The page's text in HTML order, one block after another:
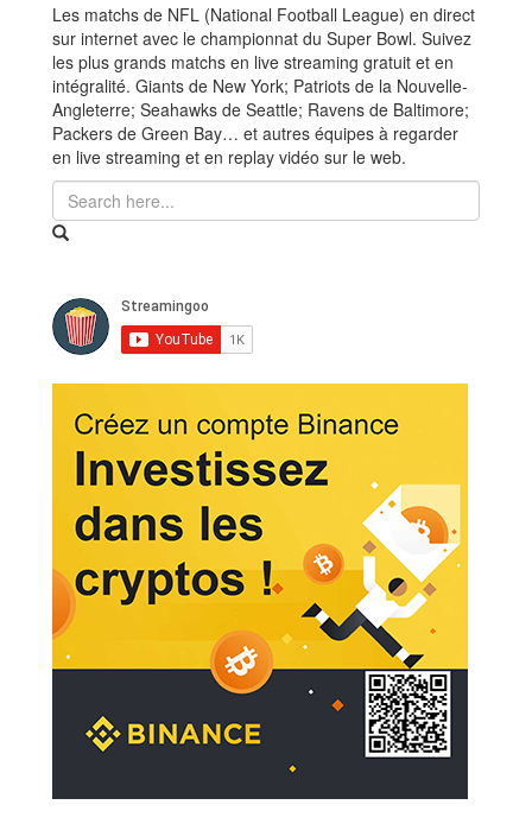
Les matchs de NFL (National Football League) en direct
sur internet avec le championnat du Super Bowl. Suivez
les plus grands matchs en live streaming gratuit et en
intégralité. Giants de New York; Patriots de la Nouvelle-
Angleterre; Seahawks de Seattle; Ravens de Baltimore;
Packers de Green Bay… et autres équipes à regarder
en live streaming et en replay vidéo sur le web.